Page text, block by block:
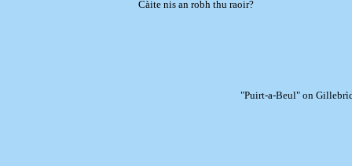
Càite nis an robh thu raoir?
"Puirt-a-Beul" on